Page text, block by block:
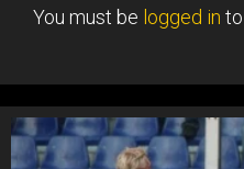
You must be logged in